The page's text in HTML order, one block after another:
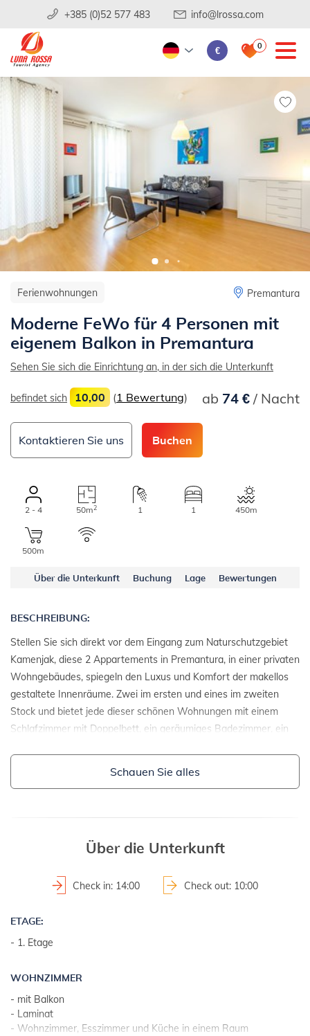
+385 (0)52 577 483 info@lrossa.com
€ 0
Ferienwohnungen Premantura
Moderne FeWo für 4 Personen mit
eigenem Balkon in Premantura
Sehen Sie sich die Einrichtung an, in der sich die Unterkunft
befindet sich 10,00 (1 Bewertung) ab 74 €/ Nacht
Kontaktieren Sie uns Buchen
2 - 4 50m2 1 1 450m
500m
Über die Unterkunft Buchung Lage Bewertungen
BESCHREIBUNG:
Stellen Sie sich direkt vor dem Eingang zum Naturschutzgebiet
Kamenjak, diese 2 Appartements in Premantura, in einer privaten
Wohngebäudes, spiegeln den Luxus und Komfort der makellos
gestaltete Innenräume. Zwei im ersten und eines im zweiten
Stock und bietet jede dieser schönen Wohnungen mit einem
Schlafzimmer mit Doppelbett, ein geräumiges Badezimmer, ein
- Grundstücksfläche: 450 m
GRUNDSTÜCKE UND EINRICHTUNGEN:
- Grundstück ums Objekt durch Hecke abgegrenzt
ZUSÄTZLICHE INFORMATION:
- Internetzugang
Schauen Sie alles
Über die Unterkunft
Check in: 14:00 Check out: 10:00
ETAGE:
- 1. Etage
WOHNZIMMER
- mit Balkon
- Laminat
- Wohnzimmer, Esszimmer und Küche in einem Raum